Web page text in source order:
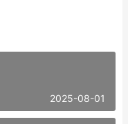
2025-08-01